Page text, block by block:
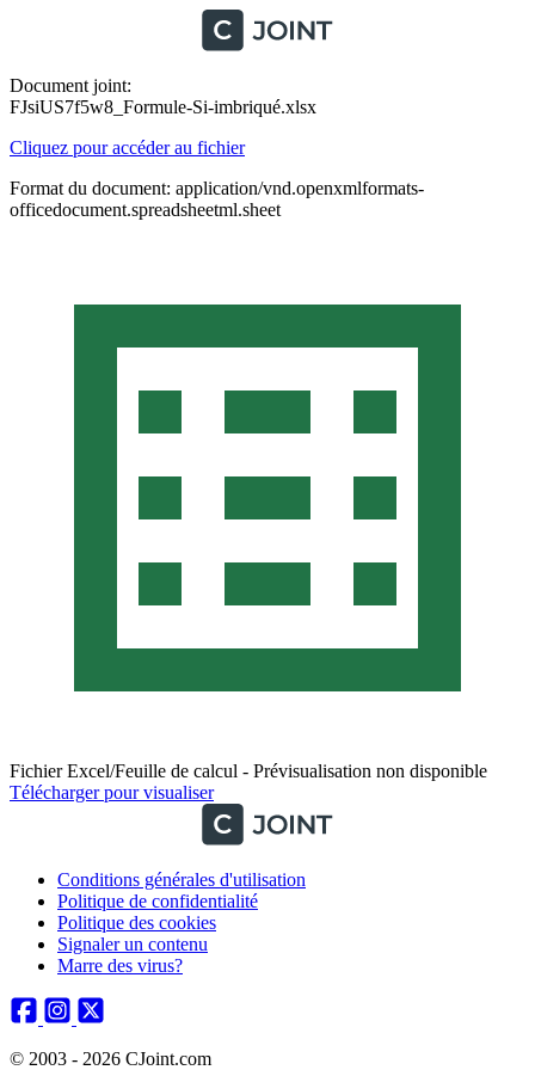
Document joint:
FJsiUS7f5w8_Formule-Si-imbriqué.xlsx
Cliquez pour accéder au fichier
Format du document: application/vnd.openxmlformats-
officedocument.spreadsheetml.sheet
Fichier Excel/Feuille de calcul - Prévisualisation non disponible
Télécharger pour visualiser
Conditions générales d'utilisation
Politique de confidentialité
Politique des cookies
Signaler un contenu
Marre des virus?
© 2003 - 2026 CJoint.com